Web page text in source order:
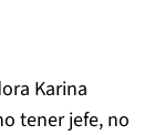
Karina
tener jefe, no